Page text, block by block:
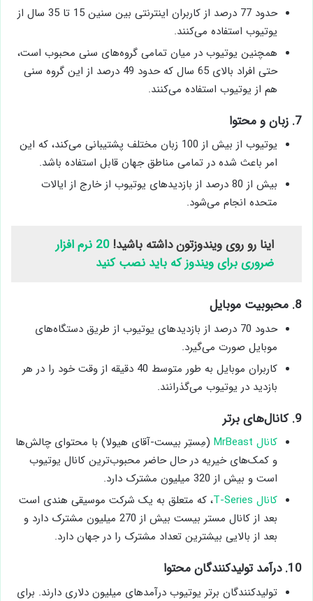
حدود 77 درصد از کاربران اینترنتی بین سنین 15 تا 35 سال از
یوتیوب استفاده می‌کنند.
همچنین یوتیوب در میان تمامی گروه‌های سنی محبوب است،
حتی افراد بالای 65 سال که حدود 49 درصد از این گروه سنی
هم از یوتیوب استفاده می‌کنند.
7. زبان و محتوا
یوتیوب از بیش از 100 زبان مختلف پشتیبانی می‌کند، که این
امر باعث شده در تمامی مناطق جهان قابل استفاده باشد.
بیش از 80 درصد از بازدیدهای یوتیوب از خارج از ایالات
متحده انجام می‌شود.
اینا رو روی ویندوزتون داشته باشید!
20 نرم افزار
ضروری برای ویندوز که باید نصب کنید
8. محبوبیت موبایل
حدود 70 درصد از بازدیدهای یوتیوب از طریق دستگاه‌های
موبایل صورت می‌گیرد.
کاربران موبایل به طور متوسط 40 دقیقه از وقت خود را در هر
بازدید در یوتیوب می‌گذرانند.
9. کانال‌های برتر
کانال MrBeast
(مِستِر بیست-آقای هیولا) با محتوای چالش‌ها
و کمک‌های خیریه در حال حاضر محبوب‌ترین کانال‌ یوتیوب
است و بیش از 320 میلیون مشترک دارد.
کانال T-Series
، که متعلق به یک شرکت موسیقی هندی است
بعد از کانال مستر بیست بیش از 270 میلیون مشترک دارد و
بعد از بالایی بیشترین تعداد مشترک را در جهان دارد.
10. درآمد تولیدکنندگان محتوا
تولیدکنندگان برتر یوتیوب درآمدهای میلیون دلاری دارند. برای